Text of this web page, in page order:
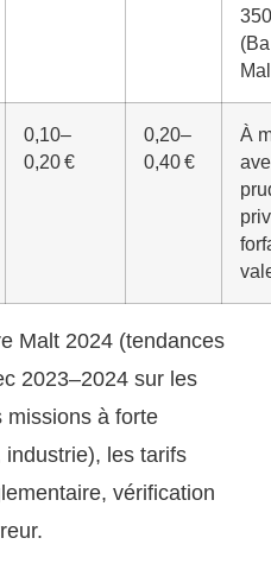
0,10–
0,20 €
0,20–
0,40 €
À
Malt 2024 (tendances
2023–2024 sur les
missions à forte
les tarifs
vérification